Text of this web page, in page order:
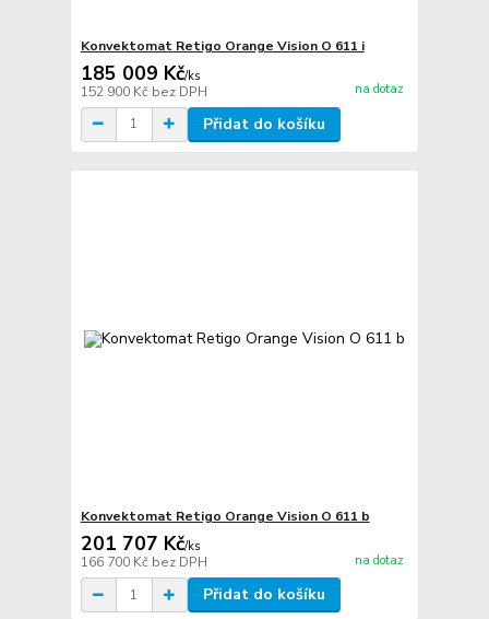
Konvektomat Retigo Orange Vision O 611 i
185 009 Kč/ks
152 900 Kč bez DPH na dotaz
Přidat do košíku
Konvektomat Retigo Orange Vision O 611 b
201 707 Kč/ks
166 700 Kč bez DPH na dotaz
Přidat do košíku